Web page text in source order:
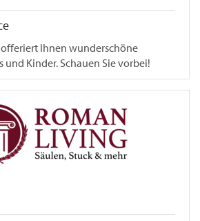
Ihnen wunderschöne
und Kinder. Schauen Sie vorbei!